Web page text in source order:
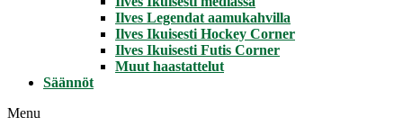
Ilves Legendat aamukahvilla
Ilves Ikuisesti Hockey Corner
Ilves Ikuisesti Futis Corner
Muut haastattelut
Säännöt
Menu